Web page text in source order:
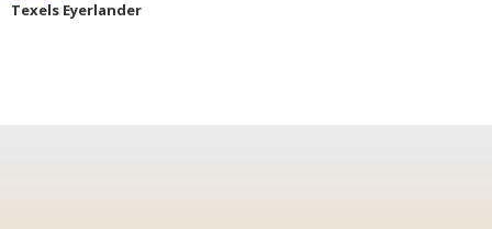
Texels Eyerlander